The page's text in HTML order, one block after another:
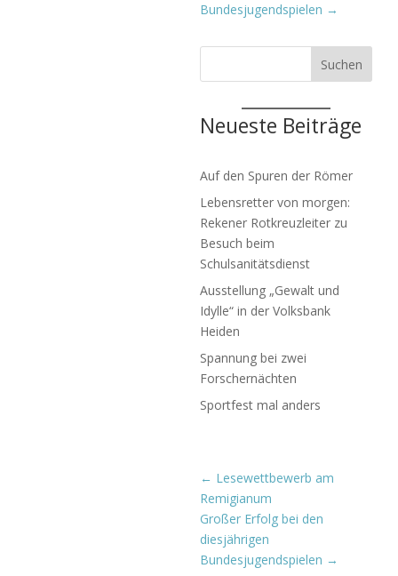
Bundesjugendspielen →
Suchen
Neueste Beiträge
Auf den Spuren der Römer
Lebensretter von morgen:
Rekener Rotkreuzleiter zu
Besuch beim
Schulsanitätsdienst
Ausstellung „Gewalt und
Idylle“ in der Volksbank
Heiden
Spannung bei zwei
Forschernächten
Sportfest mal anders
← Lesewettbewerb am
Remigianum
Großer Erfolg bei den
diesjährigen
Bundesjugendspielen →